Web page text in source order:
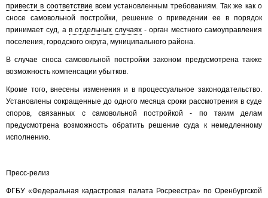
привести в соответствие всем установленным требованиям. Так же как о
сносе самовольной постройки, решение о приведении ее в порядок
принимает суд, а в отдельных случаях- орган местного самоуправления
поселения, городского округа, муниципального района.
В случае сноса самовольной постройки законом предусмотрена также
возможность компенсации убытков.
Кроме того, внесены изменения и в процессуальное законодательство.
Установлены сокращенные до одного месяца сроки рассмотрения в суде
споров, связанных с самовольной постройкой - по таким делам
предусмотрена возможность обратить решение суда к немедленному
исполнению.
Пресс-релиз
ФГБУ «Федеральная кадастровая палата Росреестра» по Оренбургской